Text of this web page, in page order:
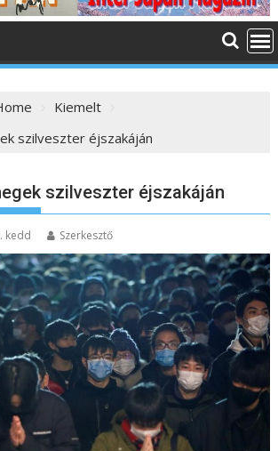
Kiemelt
szilveszter éjszakáján
szilveszter éjszakáján
kedd Szerkesztő